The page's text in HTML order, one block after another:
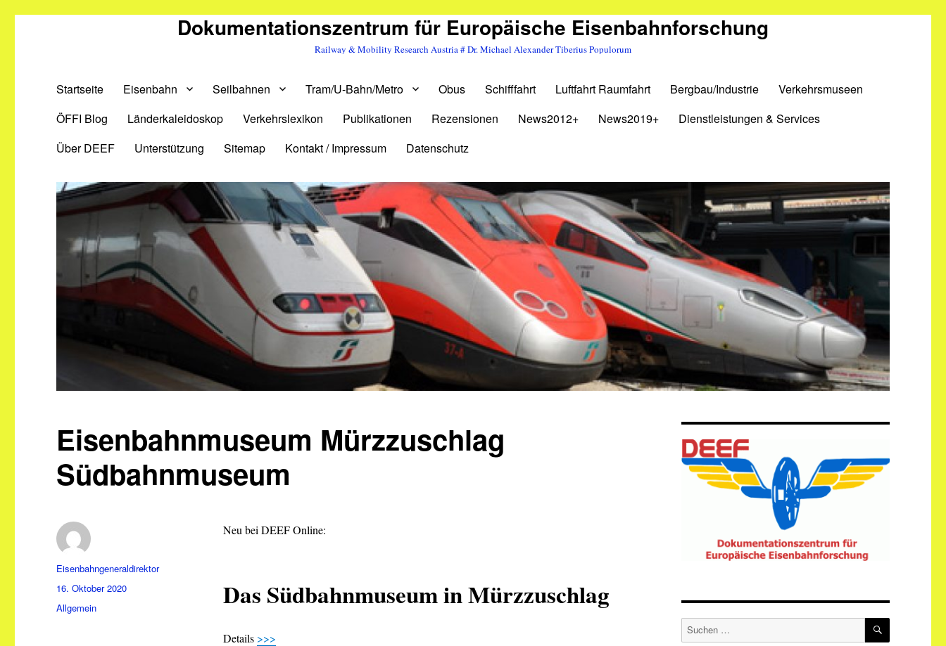
Dokumentationszentrum für Europäische Eisenbahnforschung
Railway & Mobility Research Austria # Dr. Michael Alexander Tiberius Populorum
Startseite Eisenbahn Seilbahnen Tram/U-Bahn/Metro Obus Schifffahrt Luftfahrt Raumfahrt Bergbau/Industrie
Verkehrsmuseen
ÖFFI Blog
Länderkaleidoskop Verkehrslexikon Publikationen Rezensionen News2012+ News2019+
Dienstleistungen & Services
Über DEEF
Unterstützung Sitemap Kontakt / Impressum Datenschutz
Eisenbahnmuseum Mürzzuschlag
Südbahnmuseum
Neu bei DEEF Online:
Das Südbahnmuseum in Mürzzuschlag
Details >>>
Autor
Eisenbahngeneraldirektor
Veröffentlicht
am
16. Oktober 2020
Kategorien
Allgemein
Suche
SUCHEN